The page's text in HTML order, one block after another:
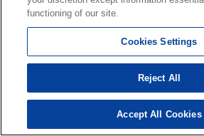
FAQ
プライバシーポリシー
Cookieについて
このサイトについて
functioning of our site.
Cookies Settings
Reject All
Accept All Cookies